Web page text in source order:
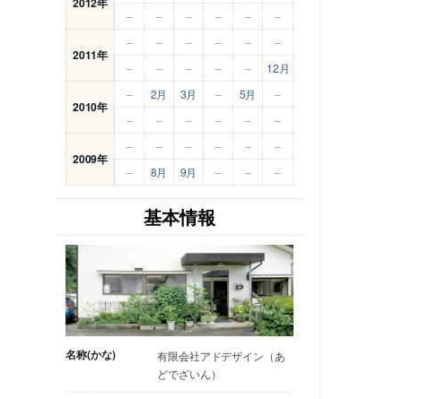
–
– – – – –
2011年
– – – – –
–
–
– – – – 12月
2010年
– 2月 3月 – 5月
–
–
– – – – –
2009年
– – – – –
–
–
8月 9月 – – –
基本情報
名称(かな)
有限会社アドデザイン（あ
どでざいん）